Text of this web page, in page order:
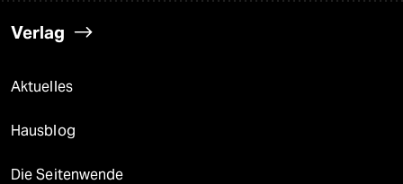
Verlag
Aktuelles
Hausblog
Die Seitenwende